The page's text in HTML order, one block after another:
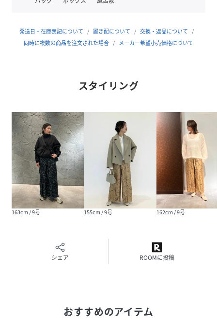
※モデル身長：175cm
9号（cm）
パンツ丈:97
ウエスト幅:2
ウエスト:62～74
ヒップ:94
股上:35
股下:62
わたり幅:34
素材 | 表地 キュプラ:53%,レーヨン:47%
家庭洗濯 | 不可
ポケット | なし
発送日・在庫表記について 置き配について
交換・返品について
同時に複数の商品を注文された場合
メーカー希望小売価格について
スタイリング
163cm / 9号 155cm / 9号 162cm / 9号
シェア ROOMに投稿
おすすめのアイテム